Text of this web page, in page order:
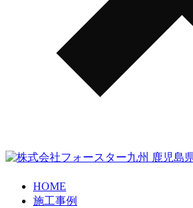
HOME
施工事例